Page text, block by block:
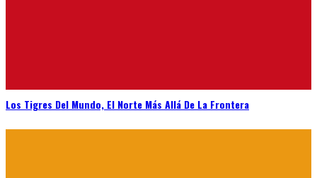
Los Tigres Del Mundo, El Norte Más Allá De La Frontera